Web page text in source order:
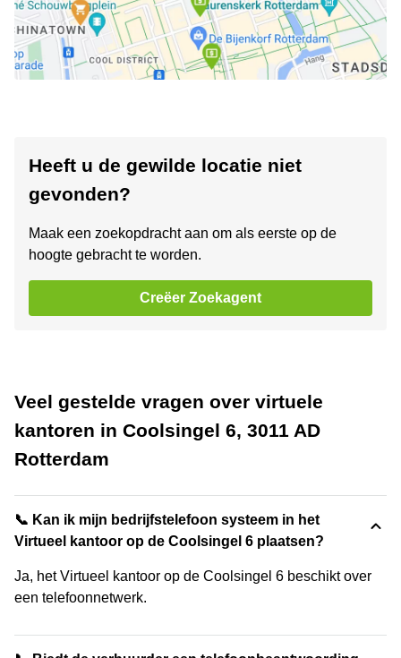
Heeft u de gewilde locatie niet
gevonden?
Maak een zoekopdracht aan om als eerste op de
hoogte gebracht te worden.
Creëer Zoekagent
Veel gestelde vragen over virtuele
kantoren in Coolsingel 6, 3011 AD
Rotterdam
📞 Kan ik mijn bedrijfstelefoon systeem in het
Virtueel kantoor op de Coolsingel 6 plaatsen?
Ja, het Virtueel kantoor op de Coolsingel 6 beschikt over
een telefoonnetwerk.